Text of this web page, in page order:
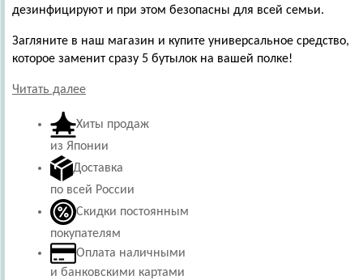
дезинфицируют и при этом безопасны для всей семьи.
Загляните в наш магазин и купите универсальное средство,
которое заменит сразу 5 бутылок на вашей полке!
Читать далее
Хиты продаж
из Японии
Доставка
по всей России
Скидки постоянным
покупателям
Оплата наличными
и банковскими картами